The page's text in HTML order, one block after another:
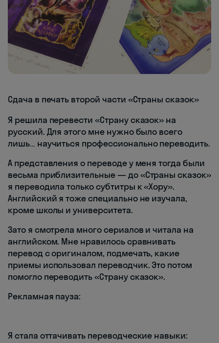
Сдача в печать второй части «Страны сказок»
Я решила перевести «Страну сказок» на
русский. Для этого мне нужно было всего
лишь… научиться профессионально переводить.
А представления о переводе у меня тогда были
весьма приблизительные — до «Страны сказок»
я переводила только субтитры к «Хору».
Английский я тоже специально не изучала,
кроме школы и университета.
Зато я смотрела много сериалов и читала на
английском. Мне нравилось сравнивать
перевод с оригиналом, подмечать, какие
приемы использовал переводчик. Это потом
помогло переводить «Страну сказок».
Рекламная пауза:
Я стала оттачивать переводческие навыки: